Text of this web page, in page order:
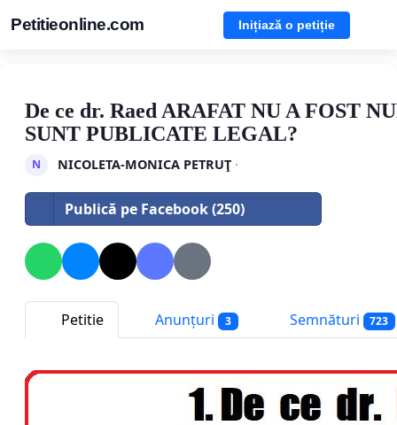
Petitieonline.com Inițiază o petiție
De ce dr. Raed ARAFAT NU A FOST
SUNT PUBLICATE LEGAL?
N NICOLETA-MONICA PETRUŢ·
Publică pe Facebook (250)
Petitie Anunțuri 3 Semnături 723